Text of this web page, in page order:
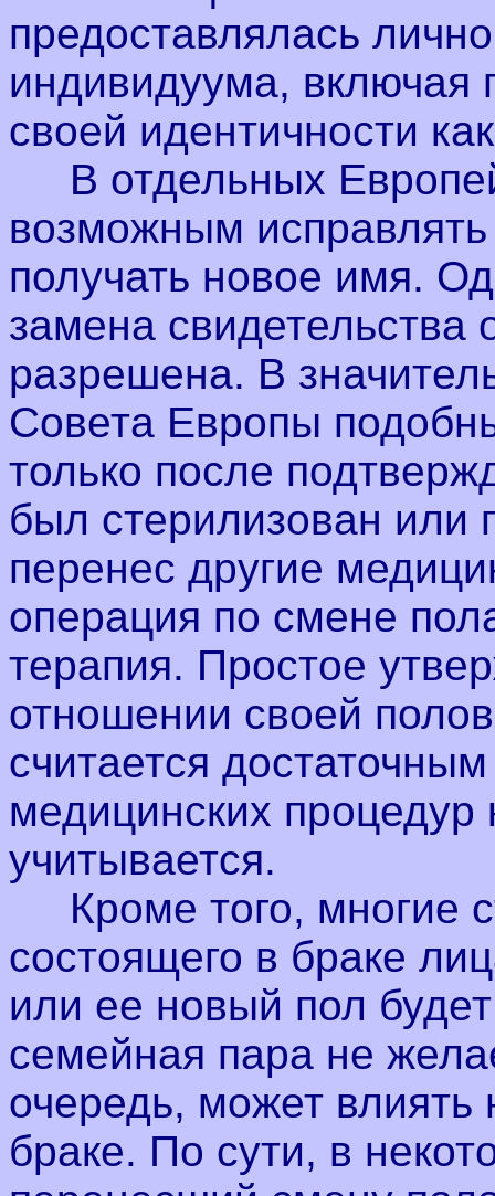
предоставлялась
индивидуума, включая
своей идентичности
В отдельных
возможным
получать новое имя.
замена свидетельства
разрешена. В
Совета Европы
только после
был стерилизован или
перенес другие
операция по смене
терапия. Простое
отношении своей
считается
медицинских
учитывается.
Кроме того, многие
состоящего в браке
или ее новый пол
семейная пара не
очередь, может
браке. По сути, в